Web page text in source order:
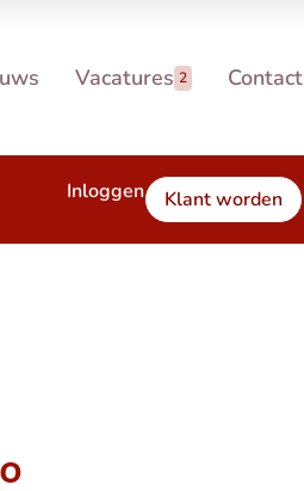
Vacatures 2 Contact
Inloggen Klant worden